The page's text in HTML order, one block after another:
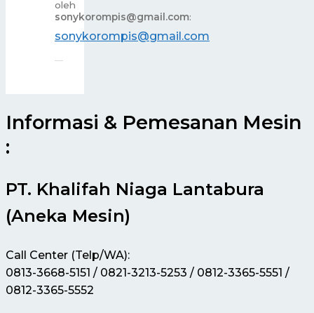
oleh
sonykorompis@gmail.com:
sonykorompis@gmail.com
Informasi & Pemesanan Mesin
:
PT. Khalifah Niaga Lantabura
(Aneka Mesin)
Call Center (Telp/WA):
0813-3668-5151 / 0821-3213-5253 / 0812-3365-5551 /
0812-3365-5552